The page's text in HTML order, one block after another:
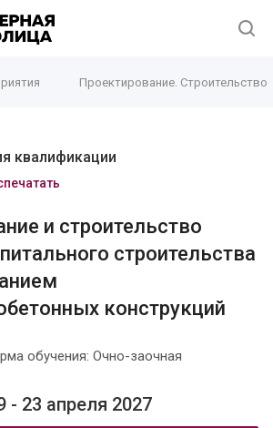
Проектирование. Строительство
квалификации
и строительство
строительства
конструкций
обучения: Очно-заочная
- 23 апреля 2027